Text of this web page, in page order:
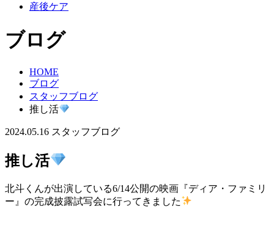
産後ケア
ブログ
HOME
ブログ
スタッフブログ
推し活
2024.05.16 スタッフブログ
推し活
北斗くんが出演している6/14公開の映画『ディア・ファミリ
ー』の完成披露試写会に行ってきました